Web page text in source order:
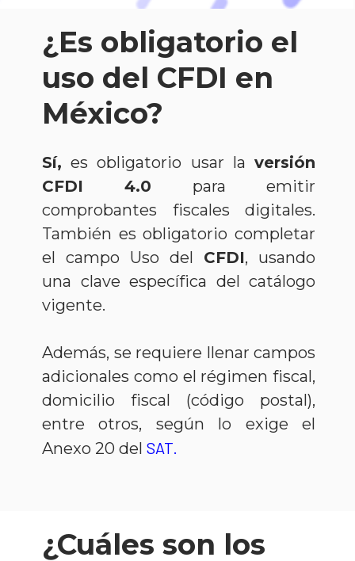
¿Es obligatorio el
uso del CFDI en
México?
Sí, es obligatorio usar la versión
CFDI 4.0 para emitir
comprobantes fiscales digitales.
También es obligatorio completar
el campo Uso del CFDI, usando
una clave específica del catálogo
vigente.
Además, se requiere llenar campos
adicionales como el régimen fiscal,
domicilio fiscal (código postal),
entre otros, según lo exige el
Anexo 20 del SAT.
¿Cuáles son los